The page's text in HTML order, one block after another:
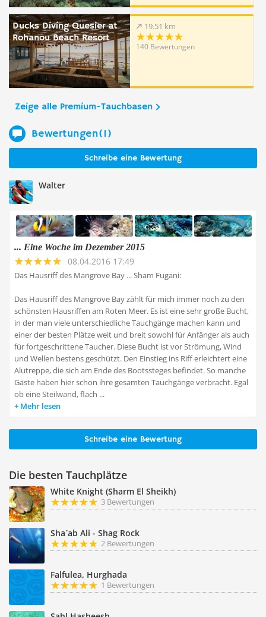
Ducks Diving Quesier at
Rohanou Beach Resort
19.51 km
140 Bewertungen
Zeige alle Premium-Tauchbasen
Bewertungen(1)
Schreibe eine Bewertung
Walter
... Eine Woche im Dezember 2015
08.04.2016 17:49
Das Hausriff des Mangrove Bay ... Sham Fugani:
Das Hausriff des Mangrove Bay zählt für mich immer noch zu den
schönsten Hausriffen am Roten Meer. Es ist eine sehr große Bucht,
in der man viele unterschiedliche Tauchgänge machen kann und
einer der besten Plätze weit und breit sowohl für Anfänger als auch
für fortgeschrittene Taucher. Diese Bucht ist vor Strömung, Wind
und Wellen bestens geschützt. Den Einstieg ins Riff erleichtert eine
Alutreppe, die sich am Ende des Bootssteges befindet. So manche
Gäste haben hier schon ihre gesamten Tauchgänge verbracht. Egal
ob eine Steilwand, flach ...
Mehr lesen
Schreibe eine Bewertung
Die besten Tauchplätze
White Knight (Sharm El Sheikh)
3 Bewertungen
Sha´ab Ali - Shag Rock
2 Bewertungen
Falfulea, Hurghada
1 Bewertungen